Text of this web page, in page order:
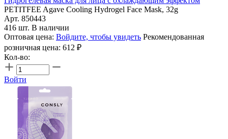
PETITFEE Agave Cooling Hydrogel Face Mask, 32g
Арт. 850443
416 шт. В наличии
Оптовая цена: Войдите, чтобы увидеть Рекомендованная
розничная цена: 612 ₽
Кол-во:
Войти